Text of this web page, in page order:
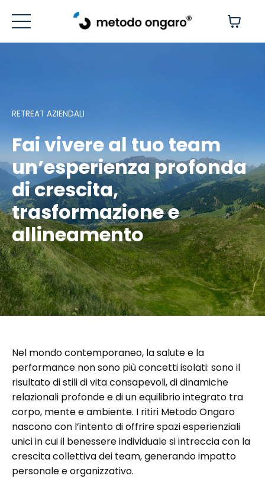
RETREAT AZIENDALI
Fai vivere al tuo team
un’esperienza profonda
di crescita,
trasformazione e
allineamento
Nel mondo contemporaneo, la salute e la
performance non sono più concetti isolati: sono il
risultato di stili di vita consapevoli, di dinamiche
relazionali profonde e di un equilibrio integrato tra
corpo, mente e ambiente. I ritiri Metodo Ongaro
nascono con l’intento di offrire spazi esperienziali
unici in cui il benessere individuale si intreccia con la
crescita collettiva dei team, generando impatto
personale e organizzativo.